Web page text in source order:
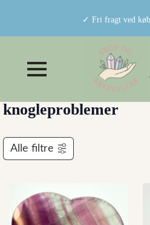
✓ Fri fragt ved
knogleproblemer
Alle filtre